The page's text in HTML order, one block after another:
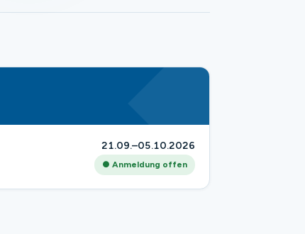
21.09.–05.10.2026
● Anmeldung offen